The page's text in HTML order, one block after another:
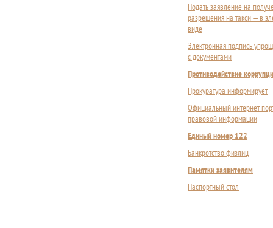
Подать заявление на
разрешения на такси — в
виде
Электронная подпись
с документами
Противодействие
Прокуратура информирует
Официальный интернет-
правовой информации
Единый номер 122
Банкротство физлиц
Памятки заявителям
Паспортный стол